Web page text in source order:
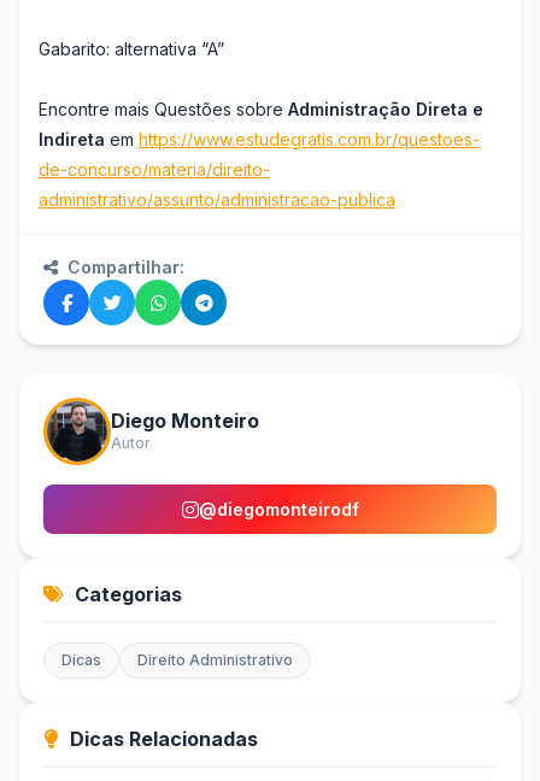
Gabarito: alternativa “A”
Encontre mais Questões sobre Administração Direta e
Indireta em https://www.estudegratis.com.br/questoes-
de-concurso/materia/direito-
administrativo/assunto/administracao-publica
Compartilhar:
Diego Monteiro
Autor
@diegomonteirodf
Categorias
Dicas Direito Administrativo
Dicas Relacionadas